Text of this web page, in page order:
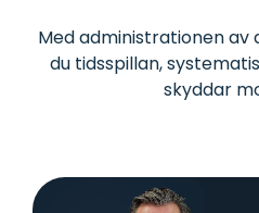
Med administrationen av
du tidsspillan,
skyddar